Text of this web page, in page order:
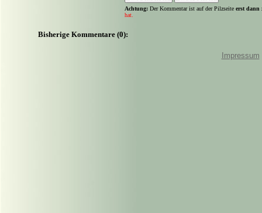
Achtung: Der Kommentar ist auf der Pilzseite erst dann
hat.
Bisherige Kommentare (0):
Impressum